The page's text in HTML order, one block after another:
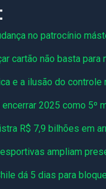
no patrocínio
cartão não basta
e a ilusão do controle
encerrar 2025 como 5º
R$ 7,9 bilhões em
ampliam
dá 5 dias para